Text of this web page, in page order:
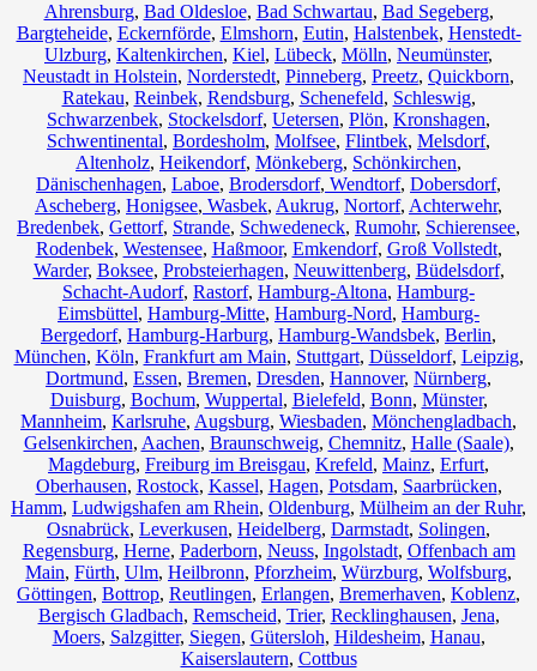
Ahrensburg, Bad Oldesloe, Bad Schwartau, Bad Segeberg,
Bargteheide, Eckernförde, Elmshorn, Eutin, Halstenbek, Henstedt-
Ulzburg, Kaltenkirchen, Kiel, Lübeck, Mölln, Neumünster,
Neustadt in Holstein, Norderstedt, Pinneberg, Preetz, Quickborn,
Ratekau, Reinbek, Rendsburg, Schenefeld, Schleswig,
Schwarzenbek, Stockelsdorf, Uetersen, Plön, Kronshagen,
Schwentinental, Bordesholm, Molfsee, Flintbek, Melsdorf,
Altenholz, Heikendorf, Mönkeberg, Schönkirchen,
Dänischenhagen, Laboe, Brodersdorf, Wendtorf, Dobersdorf,
Ascheberg, Honigsee, Wasbek, Aukrug, Nortorf, Achterwehr,
Bredenbek, Gettorf, Strande, Schwedeneck, Rumohr, Schierensee,
Rodenbek, Westensee, Haßmoor, Emkendorf, Groß Vollstedt,
Warder, Boksee, Probsteierhagen, Neuwittenberg, Büdelsdorf,
Schacht-Audorf, Rastorf, Hamburg-Altona, Hamburg-
Eimsbüttel, Hamburg-Mitte, Hamburg-Nord, Hamburg-
Bergedorf, Hamburg-Harburg, Hamburg-Wandsbek, Berlin,
München, Köln, Frankfurt am Main, Stuttgart, Düsseldorf, Leipzig,
Dortmund, Essen, Bremen, Dresden, Hannover, Nürnberg,
Duisburg, Bochum, Wuppertal, Bielefeld, Bonn, Münster,
Mannheim, Karlsruhe, Augsburg, Wiesbaden, Mönchengladbach,
Gelsenkirchen, Aachen, Braunschweig, Chemnitz⁠, Halle (Saale),
Magdeburg, Freiburg im Breisgau, Krefeld, Mainz, Erfurt,
Oberhausen, Rostock, Kassel, Hagen, Potsdam, Saarbrücken,
Hamm, Ludwigshafen am Rhein, Oldenburg, Mülheim an der Ruhr,
Osnabrück, Leverkusen, Heidelberg, Darmstadt, Solingen,
Regensburg, Herne, Paderborn, Neuss, Ingolstadt, Offenbach am
Main, Fürth, Ulm, Heilbronn, Pforzheim, Würzburg, Wolfsburg,
Göttingen, Bottrop, Reutlingen, Erlangen, Bremerhaven, Koblenz,
Bergisch Gladbach, Remscheid, Trier, Recklinghausen, Jena,
Moers, Salzgitter, Siegen, Gütersloh, Hildesheim, Hanau,
Kaiserslautern, Cottbus